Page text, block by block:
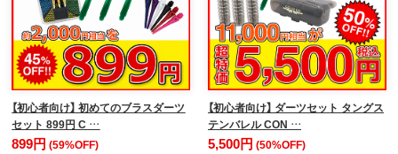
【初心者向け】 初めてのブラスダーツ
セット 899円 C …
899円(59%OFF)
【初心者向け】 ダーツセット タングス
テンバレル CON …
5,500円 (50%OFF)